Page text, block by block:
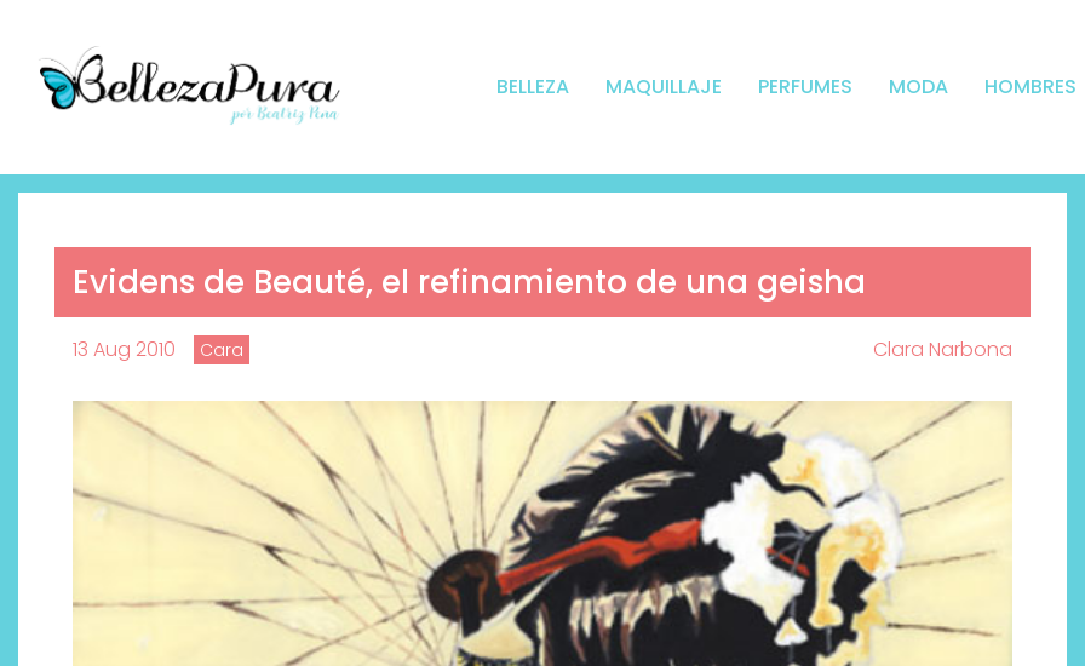
BELLEZA MAQUILLAJE PERFUMES MODA HOMBRES
Evidens de Beauté, el refinamiento de una geisha
13 Aug 2010 Cara Clara Narbona